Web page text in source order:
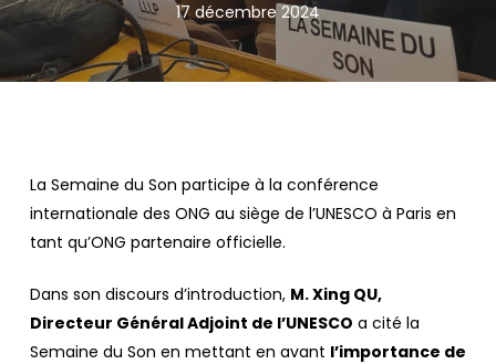
17 décembre 2024
La Semaine du Son participe à la conférence
internationale des ONG au siège de l’UNESCO à Paris en
tant qu’ONG partenaire officielle.
Dans son discours d’introduction, M. Xing QU,
Directeur Général Adjoint de l’UNESCO a cité la
Semaine du Son en mettant en avant l’importance de